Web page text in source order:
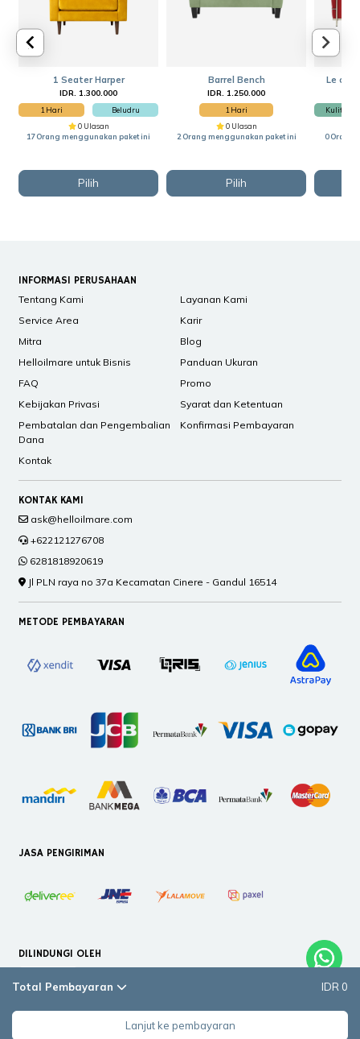
1 Seater Harper
IDR. 1.300.000
1 Hari
Beludru
0 Ulasan
17 Orang menggunakan paket ini
Pilih
Barrel Bench
IDR. 1.250.000
1 Hari
0 Ulasan
2 Orang menggunakan paket ini
Pilih
Le
Kulit
0 Orang
Total Pembayaran IDR 0
Lanjut ke pembayaran
INFORMASI PERUSAHAAN
Tentang Kami
Layanan Kami
Service Area
Karir
Mitra
Blog
Helloilmare untuk Bisnis
Panduan Ukuran
FAQ
Promo
Kebijakan Privasi
Syarat dan Ketentuan
Pembatalan dan Pengembalian
Dana
Konfirmasi Pembayaran
Kontak
KONTAK KAMI
ask@helloilmare.com
+622121276708
6281818920619
Jl PLN raya no 37a Kecamatan Cinere - Gandul 16514
METODE PEMBAYARAN
JASA PENGIRIMAN
DILINDUNGI OLEH
Copyright © 2026. PT Helloilmare Restorasi Indonesia. All Rights Reserved.